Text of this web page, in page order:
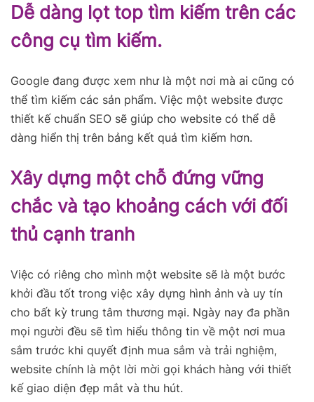
Dễ dàng lọt top tìm kiếm trên các
công cụ tìm kiếm.
Google đang được xem như là một nơi mà ai cũng có
thể tìm kiếm các sản phẩm. Việc một website được
thiết kế chuẩn SEO sẽ giúp cho website có thể dễ
dàng hiển thị trên bảng kết quả tìm kiếm hơn.
Xây dựng một chỗ đứng vững
chắc và tạo khoảng cách với đối
thủ cạnh tranh
Việc có riêng cho mình một website sẽ là một bước
khởi đầu tốt trong việc xây dựng hình ảnh và uy tín
cho bất kỳ trung tâm thương mại. Ngày nay đa phần
mọi người đều sẽ tìm hiểu thông tin về một nơi mua
sắm trước khi quyết định mua sắm và trải nghiệm,
website chính là một lời mời gọi khách hàng với thiết
kế giao diện đẹp mắt và thu hút.